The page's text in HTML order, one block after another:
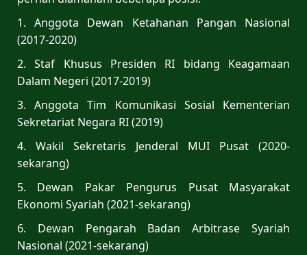
1. Anggota Dewan Ketahanan Pangan Nasional
(2017-2020)
2. Staf Khusus Presiden RI bidang Keagamaan
Dalam Negeri (2017-2019)
3. Anggota Tim Komunikasi Sosial Kementerian
Sekretariat Negara RI (2019)
4. Wakil Sekretaris Jenderal MUI Pusat (2020-
sekarang)
5. Dewan Pakar Pengurus Pusat Masyarakat
Ekonomi Syariah (2021-sekarang)
6. Dewan Pengarah Badan Arbitrase Syariah
Nasional (2021-sekarang)